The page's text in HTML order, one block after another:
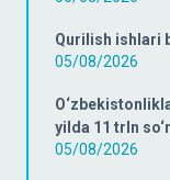
Qurilish ishlari
05/08/2026
yilda 11 trln
05/08/2026